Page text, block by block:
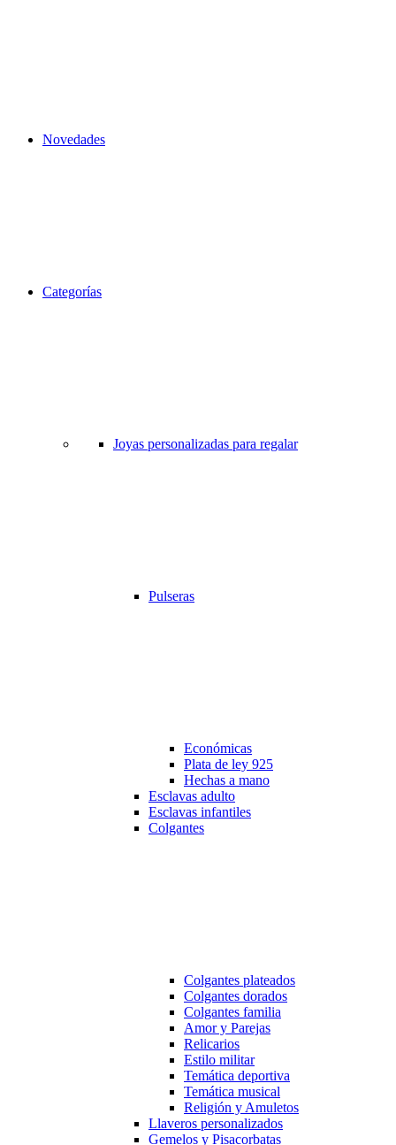
Novedades
Categorías
Joyas personalizadas para regalar
Pulseras
Económicas
Plata de ley 925
Hechas a mano
Esclavas adulto
Esclavas infantiles
Colgantes
Colgantes plateados
Colgantes dorados
Colgantes familia
Amor y Parejas
Relicarios
Estilo militar
Temática deportiva
Temática musical
Religión y Amuletos
Llaveros personalizados
Gemelos y Pisacorbatas